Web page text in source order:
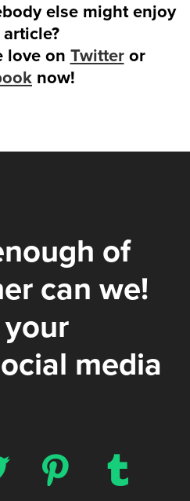
else might enjoy
love on Twitteror
now!
of
can we!
media
d z